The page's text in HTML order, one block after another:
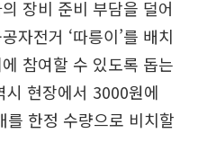
장비 준비 부담을 덜어
자전거 ‘따릉이’를 배치
참여할 수 있도록 돕는
현장에서 3000원에
한정 수량으로 비치할